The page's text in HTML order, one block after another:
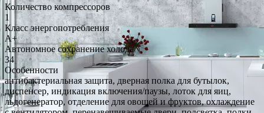
Количество компрессоров
1
Класс энергопотребления
A+
Автономное сохранение холода
34
Особенности
антибактериальная защита, дверная полка для бутылок,
диспенсер, индикация включения/паузы, лоток для яиц,
льдогенератор, отделение для овощей и фруктов, охлаждение